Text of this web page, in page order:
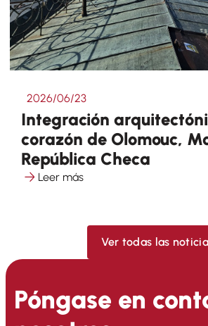
2026/06/23
Integración
corazón de Olomouc,
República Checa
Leer más
Ver todas las
Póngase en